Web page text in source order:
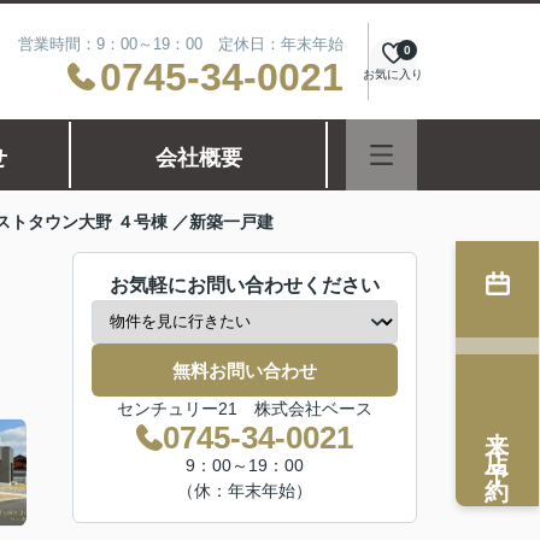
営業時間：9：00～19：00 定休日：年末年始
0745-34-0021 お気に入り
0
会社概要
トタウン大野 ４号棟 ／新築一戸建
お気軽にお問い合わせください
無料お問い合わせ
センチュリー21 株式会社ベース
0745-34-0021
9：00～19：00
（休：年末年始）
来店予約